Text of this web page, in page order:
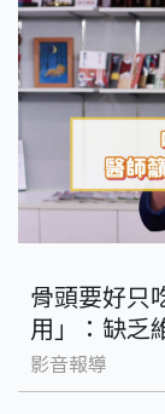
骨頭要好只
用」：缺乏
影音報導